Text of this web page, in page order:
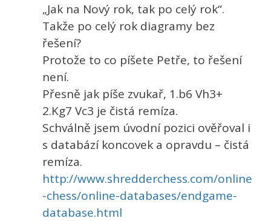
„Jak na Nový rok, tak po celý rok“.
Takže po celý rok diagramy bez
řešení?
Protože to co píšete Petře, to řešení
není.
Přesně jak píše zvukař, 1.b6 Vh3+
2.Kg7 Vc3 je čistá remíza.
Schválně jsem úvodní pozici ověřoval i
s databází koncovek a opravdu – čistá
remíza.
http://www.shredderchess.com/online
-chess/online-databases/endgame-
database.html